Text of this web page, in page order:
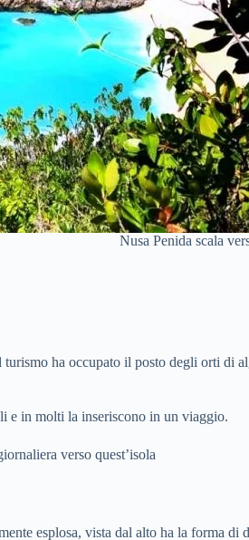
Nusa Penida scala
ha occupato il posto degli orti di
e in molti la inseriscono in un viaggio.
verso quest’isola
esplosa, vista dal alto ha la forma